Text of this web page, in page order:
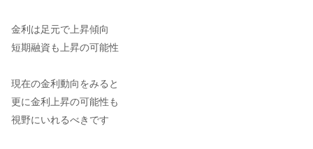
金利は足元で上昇傾向
短期融資も上昇の可能性
現在の金利動向をみると
更に金利上昇の可能性も
視野にいれるべきです